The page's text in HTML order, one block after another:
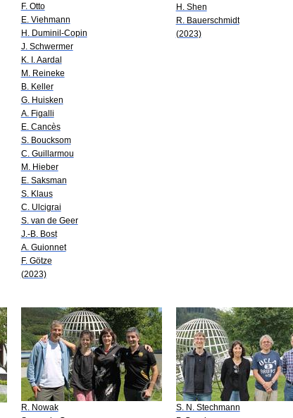
F. Otto
E. Viehmann
H. Duminil-Copin
J. Schwermer
K. I. Aardal
M. Reineke
B. Keller
G. Huisken
A. Figalli
E. Cancès
S. Boucksom
C. Guillarmou
M. Hieber
E. Saksman
S. Klaus
C. Ulcigrai
S. van de Geer
J.-B. Bost
A. Guionnet
F. Götze
(2023)
H. Shen
R. Bauerschmidt
(2023)
R. Nowak
S. N. Stechmann